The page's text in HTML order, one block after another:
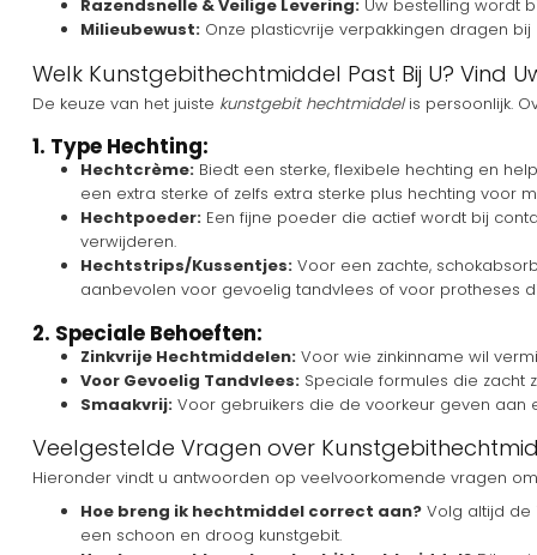
Razendsnelle & Veilige Levering: Uw bestelling wordt
Milieubewust: Onze plasticvrije verpakkingen dragen
Welk Kunstgebithechtmiddel Past Bij U? Vind
De keuze van het juiste kunstgebit hechtmiddelis persoonlijk.
1. Type Hechting:
Hechtcrème: Biedt een sterke, flexibele hechting en
een extra sterke of zelfs extra sterke plus hechting voor
Hechtpoeder: Een fijne poeder die actief wordt bij
verwijderen.
Hechtstrips/Kussentjes: Voor een zachte,
aanbevolen voor gevoelig tandvlees of voor protheses
2. Speciale Behoeften:
Zinkvrije Hechtmiddelen: Voor wie zinkinname wil
Voor Gevoelig Tandvlees: Speciale formules die zacht
Smaakvrij: Voor gebruikers die de voorkeur geven aan
Veelgestelde Vragen over
Hieronder vindt u antwoorden op veelvoorkomende vragen
Hoe breng ik hechtmiddel correct aan? Volg altijd de
een schoon en droog kunstgebit.